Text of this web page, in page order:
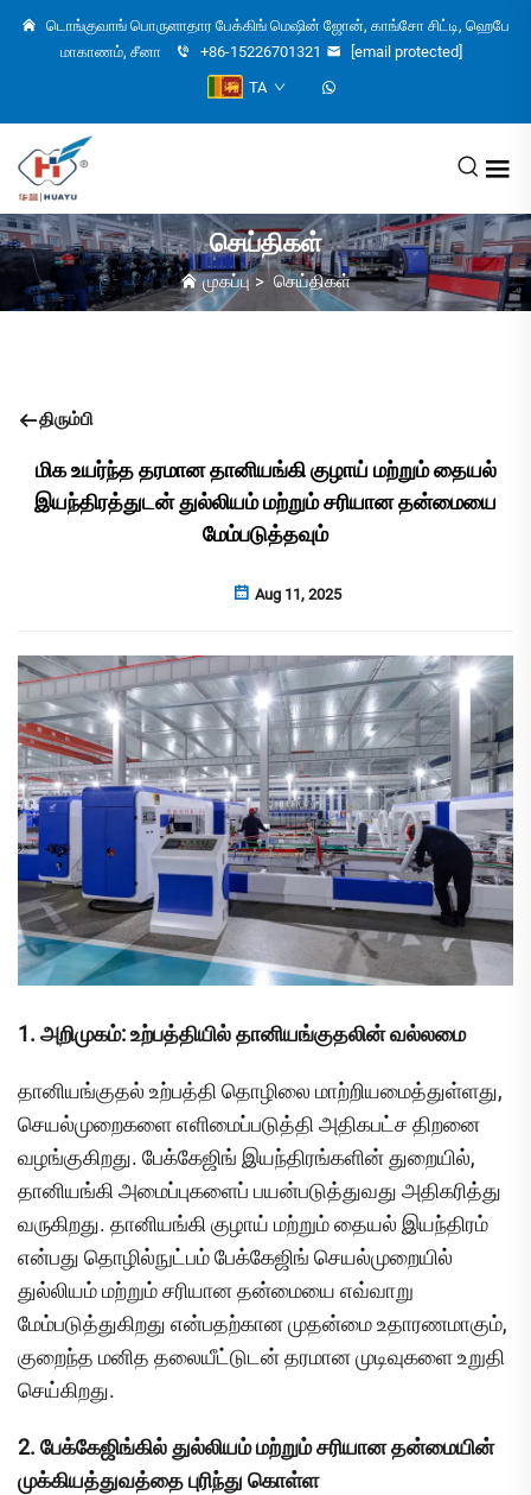
டொங்குவாங் பொருளாதார பேக்கிங் மெஷின் ஜோன், காங்சோ சிட்டி, ஹெபே
மாகாணம், சீனா
+86-15226701321
[email protected]
TA
செய்திகள்
முகப்பு> செய்திகள்
திரும்பி
மிக உயர்ந்த தரமான தானியங்கி குழாய் மற்றும் தையல்
இயந்திரத்துடன் துல்லியம் மற்றும் சரியான தன்மையை
மேம்படுத்தவும்
Aug 11, 2025
1. அறிமுகம்: உற்பத்தியில் தானியங்குதலின் வல்லமை
தானியங்குதல் உற்பத்தி தொழிலை மாற்றியமைத்துள்ளது,
செயல்முறைகளை எளிமைப்படுத்தி அதிகபட்ச திறனை
வழங்குகிறது. பேக்கேஜிங் இயந்திரங்களின் துறையில்,
தானியங்கி அமைப்புகளைப் பயன்படுத்துவது அதிகரித்து
வருகிறது. தானியங்கி குழாய் மற்றும் தையல் இயந்திரம்
என்பது தொழில்நுட்பம் பேக்கேஜிங் செயல்முறையில்
துல்லியம் மற்றும் சரியான தன்மையை எவ்வாறு
மேம்படுத்துகிறது என்பதற்கான முதன்மை உதாரணமாகும்,
குறைந்த மனித தலையீட்டுடன் தரமான முடிவுகளை உறுதி
செய்கிறது.
2. பேக்கேஜிங்கில் துல்லியம் மற்றும் சரியான தன்மையின்
முக்கியத்துவத்தை புரிந்து கொள்ள